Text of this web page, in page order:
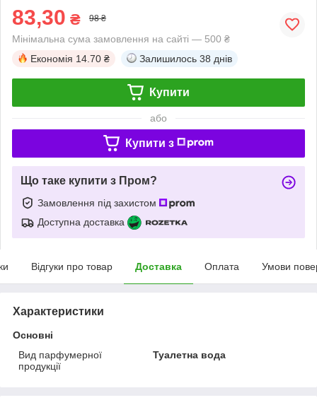
83,30 ₴ 98 ₴
Мінімальна сума замовлення на сайті — 500 ₴
Економія 14.70 ₴ Залишилось 38 днів
Купити
або
Купити з
Що таке купити з Пром?
Замовлення під захистом
Доступна доставка
Відгуки про товар Доставка Оплата Умови
Характеристики
Основні
Вид парфумерної
продукції
Туалетна вода